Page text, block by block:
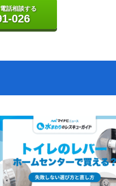
話相談する
026